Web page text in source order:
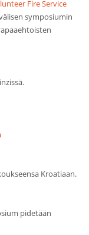
Fire Service
symposiumin
Kroatiaan.
pidetään